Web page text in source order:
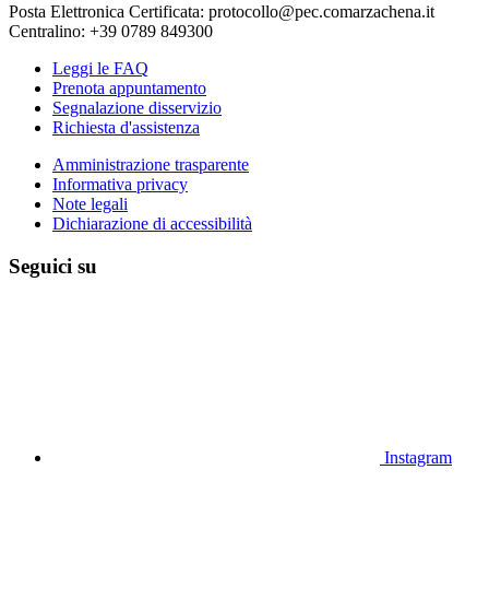
Posta Elettronica Certificata: protocollo@pec.comarzachena.it
Centralino: +39 0789 849300
Leggi le FAQ
Prenota appuntamento
Segnalazione disservizio
Richiesta d'assistenza
Amministrazione trasparente
Informativa privacy
Note legali
Dichiarazione di accessibilità
Seguici su
Instagram